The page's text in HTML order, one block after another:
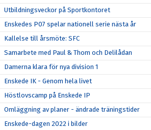
Utbildningsveckor på Sportkontoret
Enskedes P07 spelar nationell serie nästa år
Kallelse till årsmöte: SFC
Samarbete med Paul & Thom och Delilådan
Damerna klara för nya division 1
Enskede IK - Genom hela livet
Höstlovscamp på Enskede IP
Omläggning av planer - ändrade träningstider
Enskede-dagen 2022 i bilder